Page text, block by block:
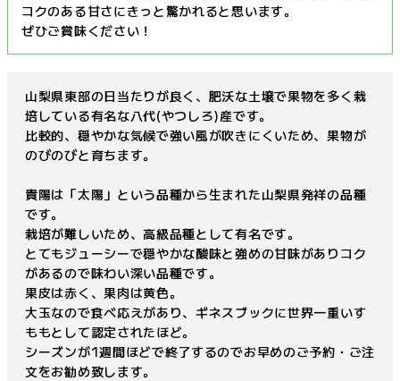
コクのある甘さにきっと驚かれると思います。
ぜひご賞味ください！
山梨県東部の日当たりが良く、肥沃な土壌で果物を多く栽
培している有名な八代(やつしろ)産です。
比較的、穏やかな気候で強い風が吹きにくいため、果物が
のびのびと育ちます。
貴陽は「太陽」という品種から生まれた山梨県発祥の品種
です。
栽培が難しいため、高級品種として有名です。
とてもジューシーで穏やかな酸味と強めの甘味がありコク
があるので味わい深い品種です。
果皮は赤く、果肉は黄色。
大玉なので食べ応えがあり、ギネスブックに世界一重いす
ももとして認定されたほど。
シーズンが1週間ほどで終了するのでお早めのご予約・ご注
文をお勧め致します。